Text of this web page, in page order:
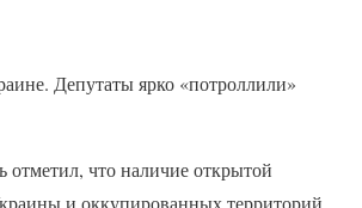
Депутаты ярко «потроллили»
что наличие открытой
и оккупированных территорий